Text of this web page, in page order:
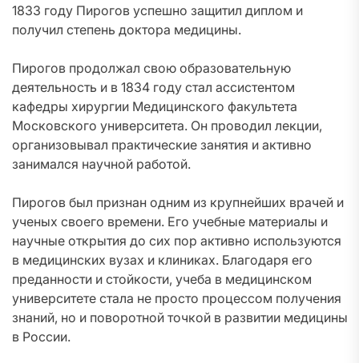
1833 году Пирогов успешно защитил диплом и
получил степень доктора медицины.
Пирогов продолжал свою образовательную
деятельность и в 1834 году стал ассистентом
кафедры хирургии Медицинского факультета
Московского университета. Он проводил лекции,
организовывал практические занятия и активно
занимался научной работой.
Пирогов был признан одним из крупнейших врачей и
ученых своего времени. Его учебные материалы и
научные открытия до сих пор активно используются
в медицинских вузах и клиниках. Благодаря его
преданности и стойкости, учеба в медицинском
университете стала не просто процессом получения
знаний, но и поворотной точкой в развитии медицины
в России.